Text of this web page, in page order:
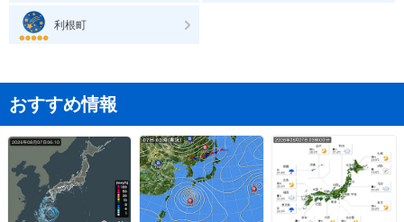
利根町
おすすめ情報